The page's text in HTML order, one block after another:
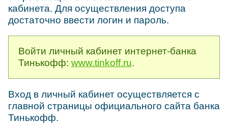
кабинета. Для осуществления доступа
достаточно ввести логин и пароль.
Войти личный кабинет интернет-банка
Тинькофф: www.tinkoff.ru.
Вход в личный кабинет осуществляется с
главной страницы официального сайта банка
Тинькофф.